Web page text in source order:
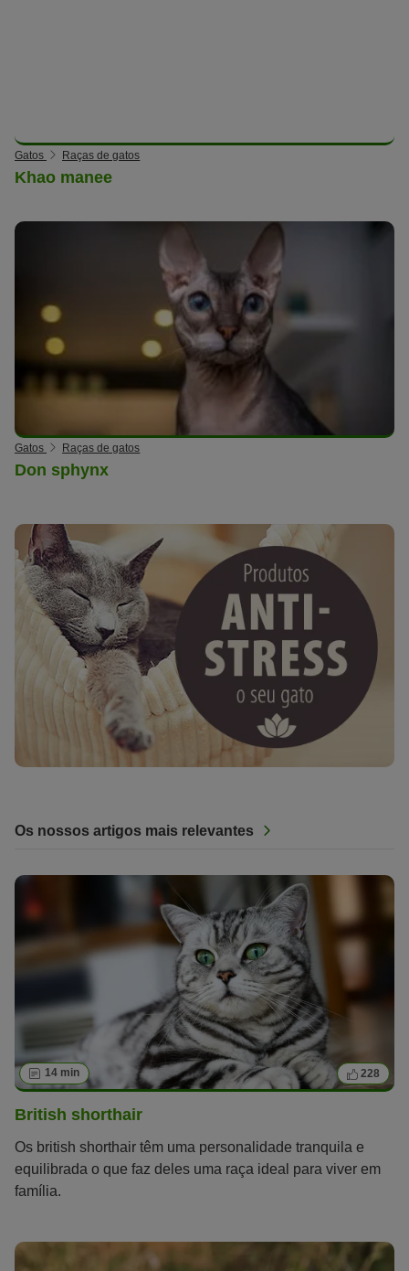
Gatos Raças de gatos
Khao manee
Gatos Raças de gatos
Don sphynx
Os nossos artigos mais relevantes
14 min 228
British shorthair
Os british shorthair têm uma personalidade tranquila e
equilibrada o que faz deles uma raça ideal para viver em
família.